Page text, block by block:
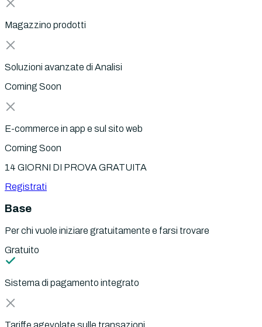
Magazzino prodotti
Soluzioni avanzate di Analisi
Coming Soon
E-commerce in app e sul sito web
Coming Soon
14 GIORNI DI PROVA GRATUITA
Registrati
Base
Per chi vuole iniziare gratuitamente e farsi trovare
Gratuito
Sistema di pagamento integrato
Tariffe agevolate sulle transazioni